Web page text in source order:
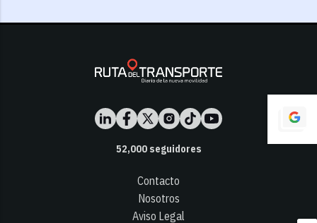
52,000seguidores
Contacto
Nosotros
Aviso Legal